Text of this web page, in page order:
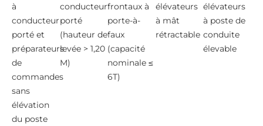
à
conducteur
porté et
préparateurs
de
commandes
sans
élévation
du poste
conducteur
porté
(hauteur de
levée > 1,20
M)
frontaux à
porte-à-
faux
(capacité
nominale ≤
6T)
élévateurs
à mât
rétractable
élévateurs
à poste de
conduite
élevable